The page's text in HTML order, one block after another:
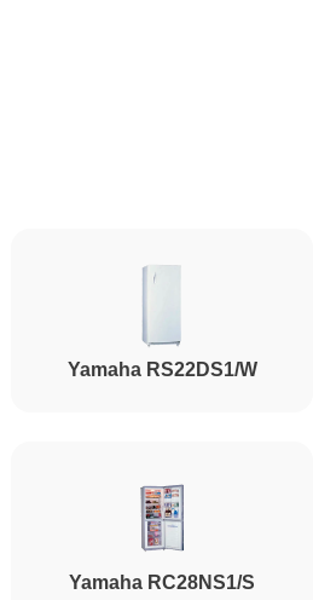
Yamaha RS22DS1/W
Yamaha RC28NS1/S